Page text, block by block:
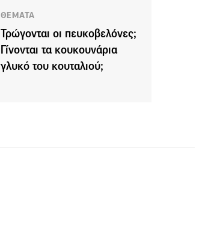
ΘΕΜΑΤΑ
Τρώγονται οι πευκοβελόνες;
Γίνονται τα κουκουνάρια
γλυκό του κουταλιού;